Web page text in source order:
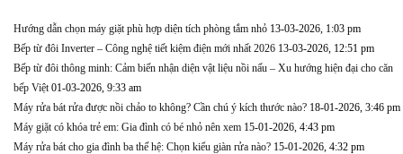
Hướng dẫn chọn máy giặt phù hợp diện tích phòng tắm nhỏ 13-03-2026, 1:03 pm
Bếp từ đôi Inverter – Công nghệ tiết kiệm điện mới nhất 2026 13-03-2026, 12:51 pm
Bếp từ đôi thông minh: Cảm biến nhận diện vật liệu nồi nấu – Xu hướng hiện đại cho căn
bếp Việt 01-03-2026, 9:33 am
Máy rửa bát rửa được nồi chảo to không? Cần chú ý kích thước nào? 18-01-2026, 3:46 pm
Máy giặt có khóa trẻ em: Gia đình có bé nhỏ nên xem 15-01-2026, 4:43 pm
Máy rửa bát cho gia đình ba thế hệ: Chọn kiểu giàn rửa nào? 15-01-2026, 4:32 pm